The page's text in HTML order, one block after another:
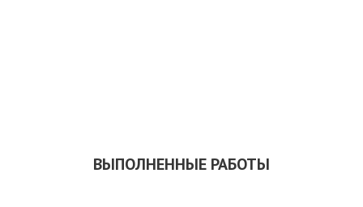
ВЫПОЛНЕННЫЕ РАБОТЫ